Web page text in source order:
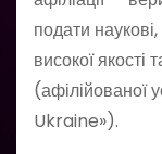
подати
високої якості
(афілійованої
Ukraine»).